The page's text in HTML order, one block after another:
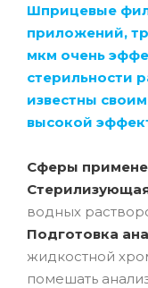
Шприцевые
приложений,
мкм очень
стерильности
известны
высокой
Сферы
водных
Подготовка
жидкостной
помешать